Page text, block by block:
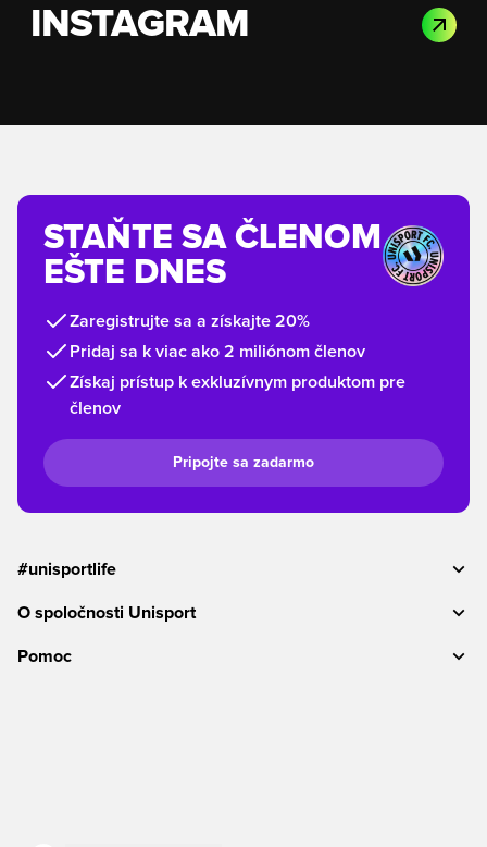
INSTAGRAM
STAŇTE SA ČLENOM
EŠTE DNES
Zaregistrujte sa a získajte 20%
Pridaj sa k viac ako 2 miliónom členov
Získaj prístup k exkluzívnym produktom pre
členov
Pripojte sa zadarmo
#unisportlife
O spoločnosti Unisport
Pomoc